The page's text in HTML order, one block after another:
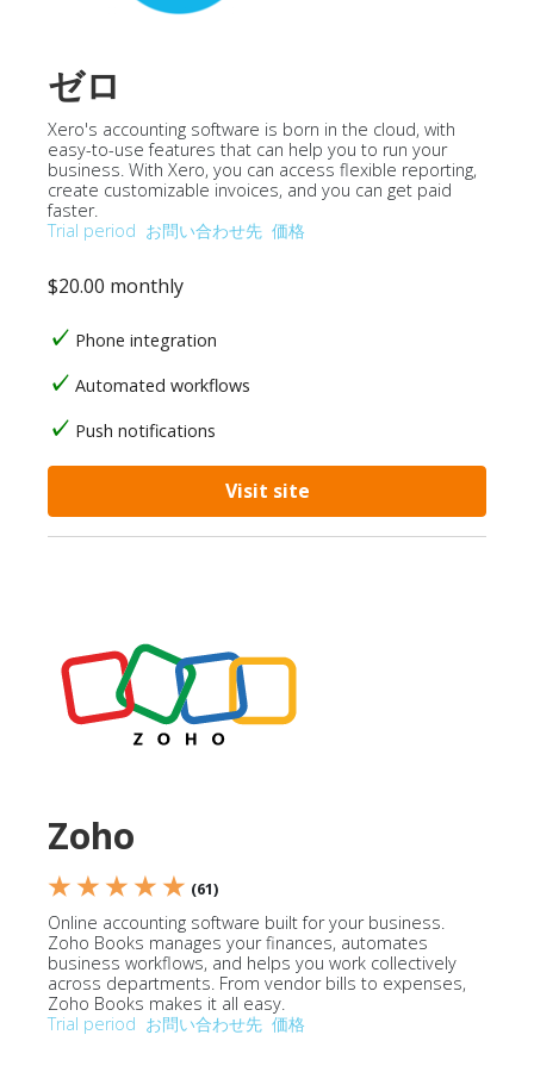
ゼロ
Xero's accounting software is born in the cloud, with
easy-to-use features that can help you to run your
business. With Xero, you can access flexible reporting,
create customizable invoices, and you can get paid
faster.
Trial period お問い合わせ先 価格
$20.00 monthly
Phone integration
Automated workflows
Push notifications
Visit site
Zoho
★ ★ ★ ★ ★ (61)
Online accounting software built for your business.
Zoho Books manages your finances, automates
business workflows, and helps you work collectively
across departments. From vendor bills to expenses,
Zoho Books makes it all easy.
Trial period お問い合わせ先 価格